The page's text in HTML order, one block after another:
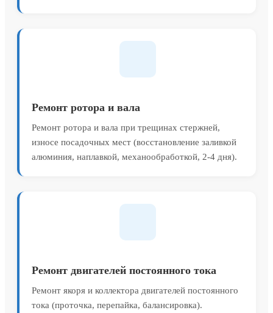
Ремонт ротора и вала
Ремонт ротора и вала при трещинах стержней,
износе посадочных мест (восстановление заливкой
алюминия, наплавкой, механообработкой, 2-4 дня).
Ремонт двигателей постоянного тока
Ремонт якоря и коллектора двигателей постоянного
тока (проточка, перепайка, балансировка).